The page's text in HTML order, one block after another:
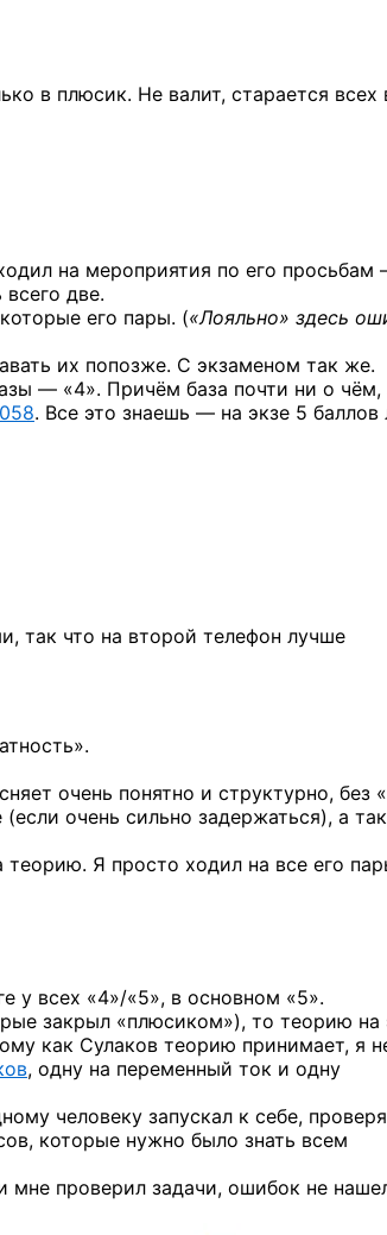
в плюсик. Не валит, старается всех
на мероприятия по его просьбам
две.
его пары. («Лояльно» здесь
их попозже. С экзаменом так же.
— «4». Причём база почти ни о чём,
. Все это знаешь — на экзе 5 баллов
так что на второй телефон лучше
очень понятно и структурно, без
очень сильно задержаться), а
Я просто ходил на все его
у всех «4»/«5», в основном «5».
закрыл «плюсиком»), то теорию на
как Сулаков теорию принимает, я
, одну на переменный ток и одну
человеку запускал к себе,
которые нужно было знать всем
мне проверил задачи, ошибок не